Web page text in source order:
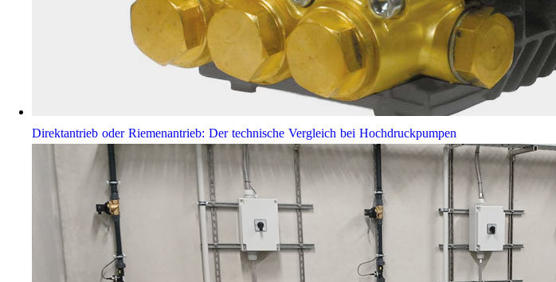
Direktantrieb oder Riemenantrieb: Der technische Vergleich bei Hochdruckpumpen